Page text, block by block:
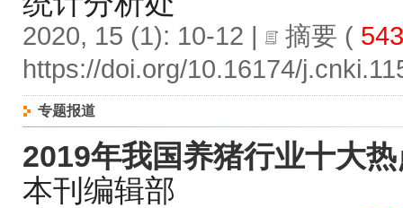
2020, 15 (1): 10-12 | 摘要 ( 543
https://doi.org/10.16174/
专题报道
2019年我国养猪行业十大
本刊编辑部